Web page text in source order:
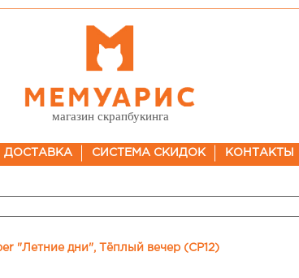
магазин скрапбукинга
ДОСТАВКА СИСТЕМА СКИДОК КОНТАКТЫ
"Летние дни", Тёплый вечер (CP12)